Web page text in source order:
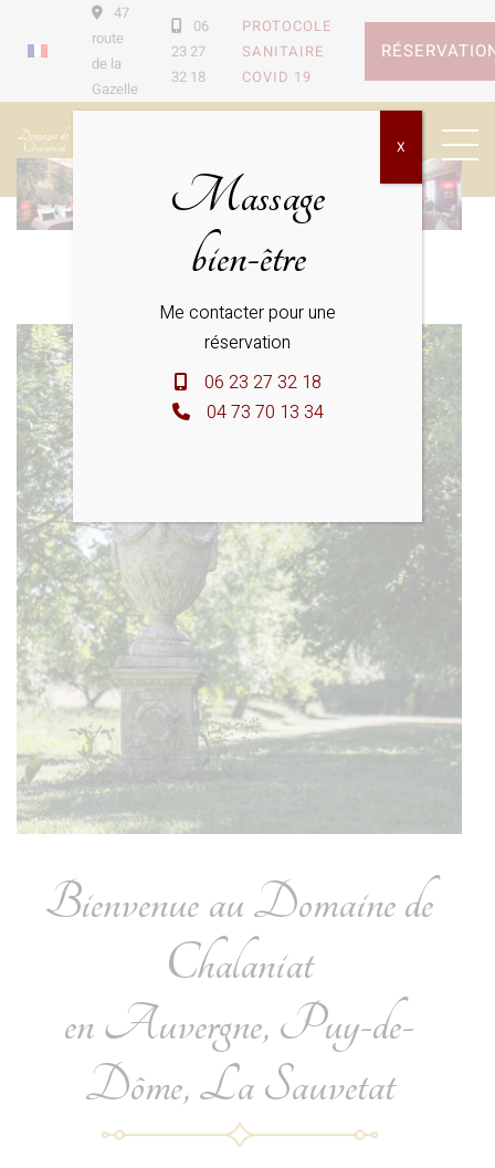
47
route
de la
Gazelle
06
23 27
32 18
PROTOCOLE
SANITAIRE
COVID 19
Chargement en cours...
Bienvenue au Domaine de
Chalaniat
en Auvergne, Puy-de-
Dôme, La Sauvetat
Massage
bien-être
Me contacter pour une
réservation
06 23 27 32 18
04 73 70 13 34
X